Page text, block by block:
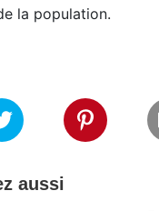
la population.
aussi